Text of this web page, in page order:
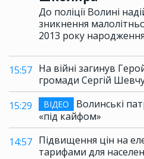
До поліції Волині
зникнення
2013 року народження
15:57 На війні загинув
громади Сергій
15:29
ВІДЕО
Волинські
«під кайфом»
14:57 Підвищення цін на
тарифами для